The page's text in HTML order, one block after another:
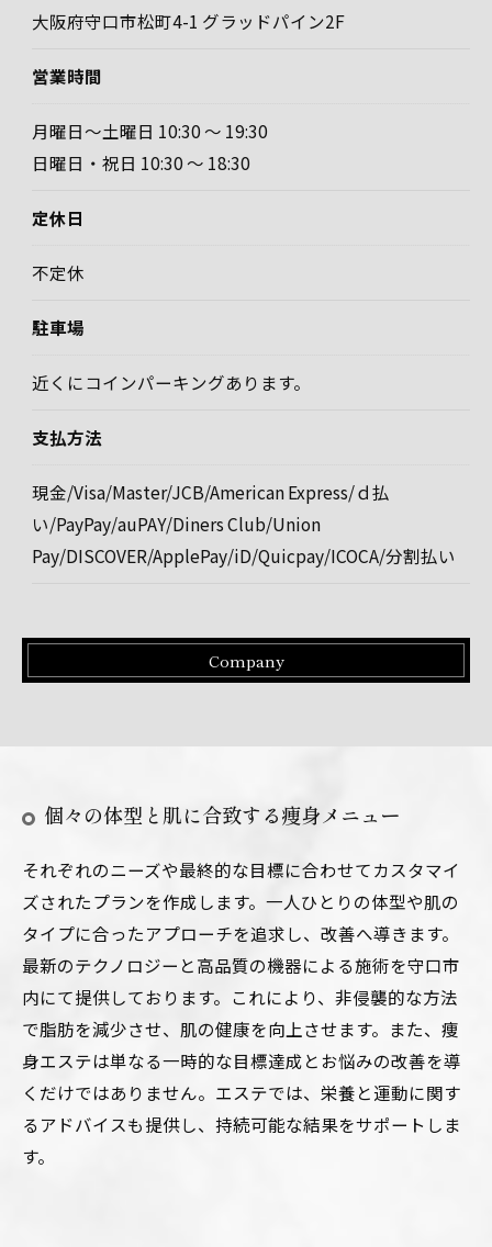
大阪府守口市松町4-1 グラッドパイン2F
営業時間
月曜日～土曜日 10:30 ～ 19:30
日曜日・祝日 10:30 ～ 18:30
定休日
不定休
駐車場
近くにコインパーキングあります。
支払方法
現金/Visa/Master/JCB/American Express/ｄ払
い/PayPay/auPAY/Diners Club/Union
Pay/DISCOVER/ApplePay/iD/Quicpay/ICOCA/分割払い
Company
個々の体型と肌に合致する痩身メニュー
それぞれのニーズや最終的な目標に合わせてカスタマイ
ズされたプランを作成します。一人ひとりの体型や肌の
タイプに合ったアプローチを追求し、改善へ導きます。
最新のテクノロジーと高品質の機器による施術を守口市
内にて提供しております。これにより、非侵襲的な方法
で脂肪を減少させ、肌の健康を向上させます。また、痩
身エステは単なる一時的な目標達成とお悩みの改善を導
くだけではありません。エステでは、栄養と運動に関す
るアドバイスも提供し、持続可能な結果をサポートしま
す。